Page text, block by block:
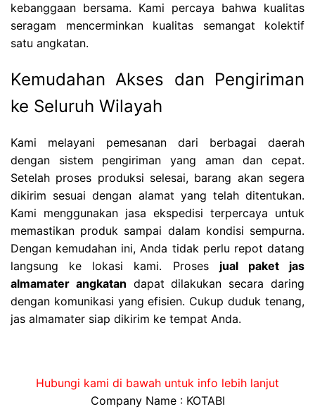
kebanggaan bersama. Kami percaya bahwa kualitas
seragam mencerminkan kualitas semangat kolektif
satu angkatan.
Kemudahan Akses dan Pengiriman
ke Seluruh Wilayah
Kami melayani pemesanan dari berbagai daerah
dengan sistem pengiriman yang aman dan cepat.
Setelah proses produksi selesai, barang akan segera
dikirim sesuai dengan alamat yang telah ditentukan.
Kami menggunakan jasa ekspedisi terpercaya untuk
memastikan produk sampai dalam kondisi sempurna.
Dengan kemudahan ini, Anda tidak perlu repot datang
langsung ke lokasi kami. Proses jual paket jas
almamater angkatan dapat dilakukan secara daring
dengan komunikasi yang efisien. Cukup duduk tenang,
jas almamater siap dikirim ke tempat Anda.
Hubungi kami di bawah untuk info lebih lanjut
Company Name : KOTABI